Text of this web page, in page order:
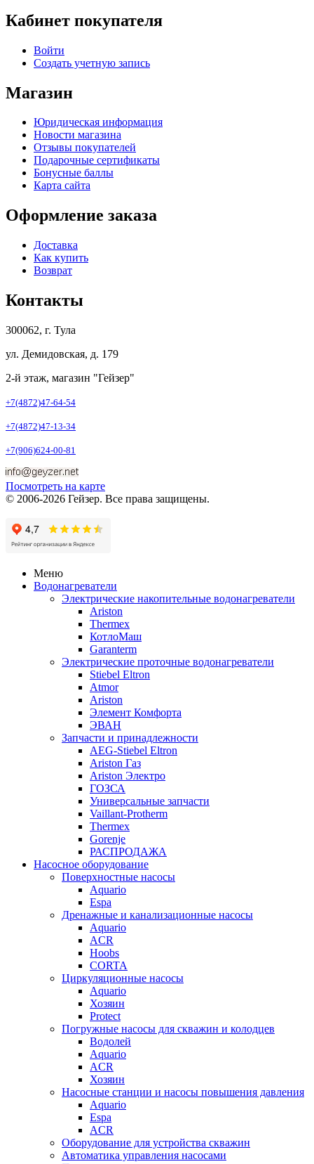
Кабинет покупателя
Войти
Создать учетную запись
Магазин
Юридическая информация
Новости магазина
Отзывы покупателей
Подарочные сертификаты
Бонусные баллы
Карта сайта
Оформление заказа
Доставка
Как купить
Возврат
Контакты
300062, г. Тула
ул. Демидовская, д. 179
2-й этаж, магазин "Гейзер"
+7(4872)47-64-54
+7(4872)47-13-34
+7(906)624-00-81
Посмотреть на карте
© 2006-2026 Гейзер. Все права защищены.
Меню
Водонагреватели
Электрические накопительные водонагреватели
Ariston
Thermex
КотлоМаш
Garanterm
Электрические проточные водонагреватели
Stiebel Eltron
Atmor
Ariston
Элемент Комфорта
ЭВАН
Запчасти и принадлежности
AEG-Stiebel Eltron
Ariston Газ
Ariston Электро
ГОЗСА
Универсальные запчасти
Vaillant-Protherm
Thermex
Gorenje
РАСПРОДАЖА
Насосное оборудование
Поверхностные насосы
Aquario
Espa
Дренажные и канализационные насосы
Aquario
ACR
Hoobs
CORTA
Циркуляционные насосы
Aquario
Хозяин
Protect
Погружные насосы для скважин и колодцев
Водолей
Aquario
ACR
Хозяин
Насосные станции и насосы повышения давления
Aquario
Espa
ACR
Оборудование для устройства скважин
Автоматика управления насосами